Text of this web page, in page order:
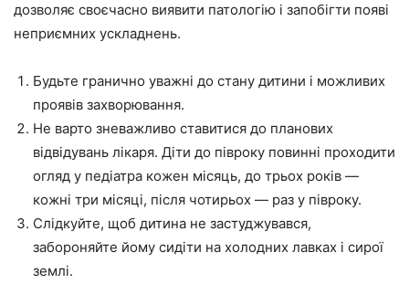
дозволяє своєчасно виявити патологію і запобігти появі
неприємних ускладнень.
Будьте гранично уважні до стану дитини і можливих
проявів захворювання.
Не варто зневажливо ставитися до планових
відвідувань лікаря. Діти до півроку повинні проходити
огляд у педіатра кожен місяць, до трьох років —
кожні три місяці, після чотирьох — раз у півроку.
Слідкуйте, щоб дитина не застуджувався,
забороняйте йому сидіти на холодних лавках і сирої
землі.